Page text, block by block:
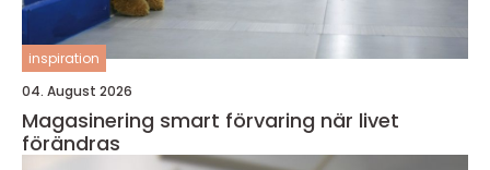
inspiration
04. August 2026
Magasinering smart förvaring när livet
förändras